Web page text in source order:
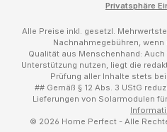
Privatsphäre
Alle Preise inkl. gesetzl.
Nachnahmegebühren,
Qualität aus Menschenhand:
Unterstützung nutzen, liegt die
Prüfung aller Inhalte stets
## Gemäß § 12 Abs. 3 UStG
Lieferungen von Solarmodulen
© 2026 Home Perfect - Alle